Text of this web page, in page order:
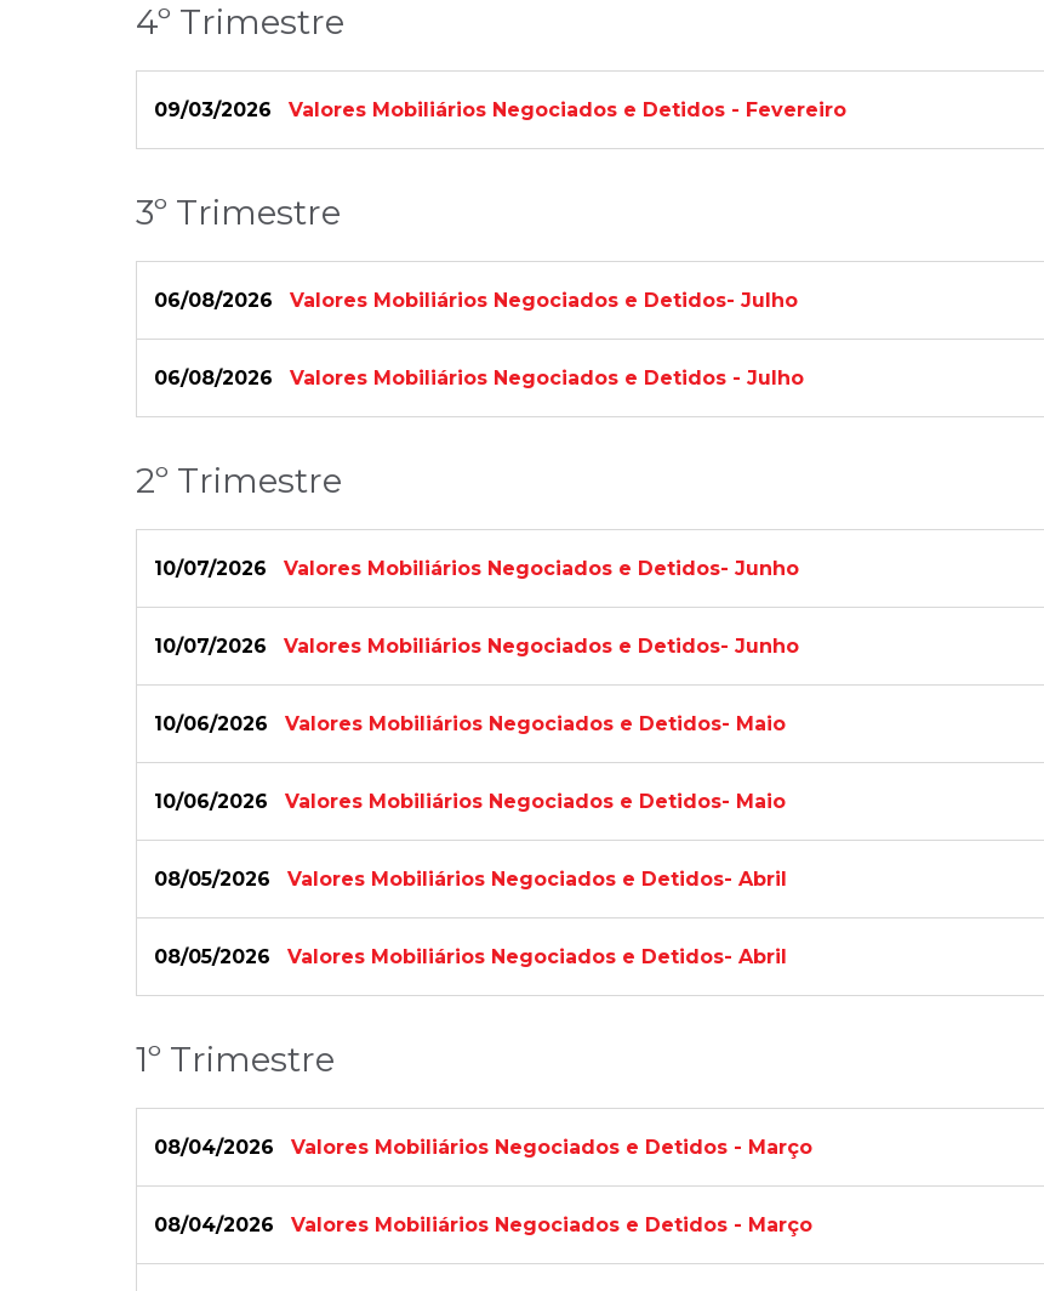
4º Trimestre
09/03/2026 Valores Mobiliários Negociados e Detidos - Fevereiro
3º Trimestre
06/08/2026 Valores Mobiliários Negociados e Detidos- Julho
06/08/2026 Valores Mobiliários Negociados e Detidos - Julho
2º Trimestre
10/07/2026 Valores Mobiliários Negociados e Detidos- Junho
10/07/2026 Valores Mobiliários Negociados e Detidos- Junho
10/06/2026 Valores Mobiliários Negociados e Detidos- Maio
10/06/2026 Valores Mobiliários Negociados e Detidos- Maio
08/05/2026 Valores Mobiliários Negociados e Detidos- Abril
08/05/2026 Valores Mobiliários Negociados e Detidos- Abril
1º Trimestre
08/04/2026 Valores Mobiliários Negociados e Detidos - Março
08/04/2026 Valores Mobiliários Negociados e Detidos - Março